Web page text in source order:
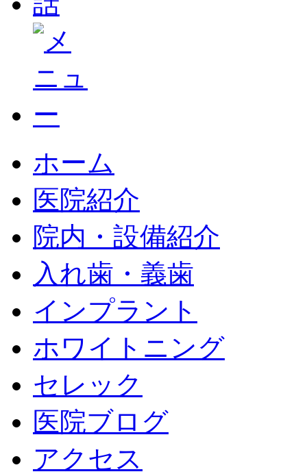
ホーム
医院紹介
院内・設備紹介
入れ歯・義歯
インプラント
ホワイトニング
セレック
医院ブログ
アクセス